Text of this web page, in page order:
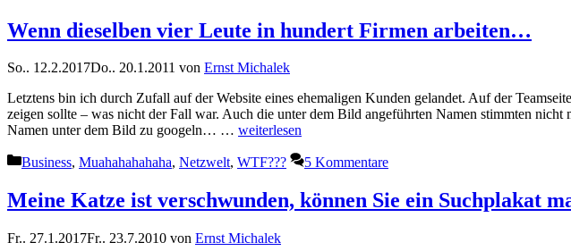
Wenn dieselben vier Leute in hundert Firmen arbeiten…
So.. 12.2.2017Do.. 20.1.2011 von Ernst Michalek
Letztens bin ich durch Zufall auf der Website eines ehemaligen Kunden gelandet. Auf der
zeigen sollte – was nicht der Fall war. Auch die unter dem Bild angeführten Namen stimmten
Namen unter dem Bild zu googeln… … weiterlesen
Kategorien
Business, Muahahahahaha, Netzwelt, WTF??? 5 Kommentare
Meine Katze ist verschwunden, können Sie ein Suchplakat
Fr.. 27.1.2017Fr.. 23.7.2010 von Ernst Michalek